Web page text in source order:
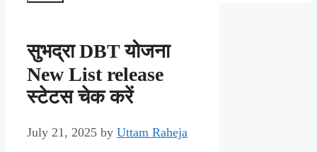
सुभद्रा DBT योजना
New List release
स्टेटस चेक करें
July 21, 2025 by Uttam Raheja